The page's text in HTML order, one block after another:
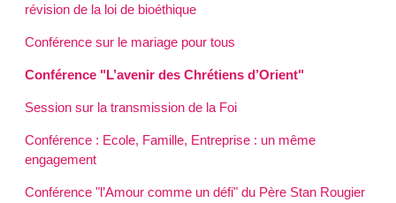
révision de la loi de bioéthique
Conférence sur le mariage pour tous
Conférence "L’avenir des Chrétiens d’Orient"
Session sur la transmission de la Foi
Conférence : Ecole, Famille, Entreprise : un même
engagement
Conférence "l’Amour comme un défi" du Père Stan Rougier